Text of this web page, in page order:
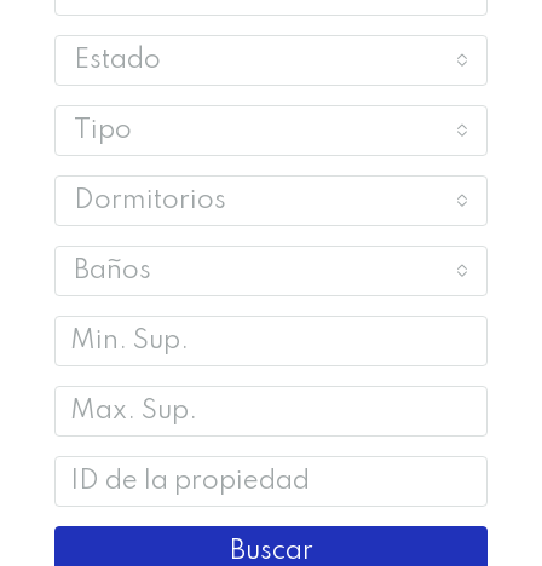
Estado
Tipo
Dormitorios
Baños
Buscar